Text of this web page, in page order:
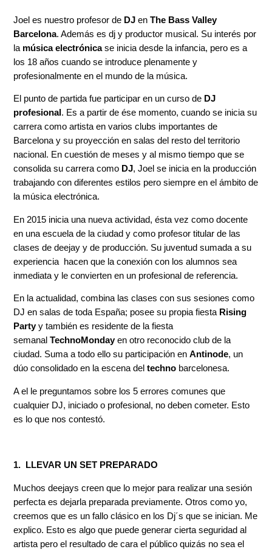
Joel es nuestro profesor de DJ enThe Bass Valley
Barcelona. Además es dj y productor musical. Su interés por
la música electrónicase inicia desde la infancia, pero es a
los 18 años cuando se introduce plenamente y
profesionalmente en el mundo de la música.
El punto de partida fue participar en un curso de DJ
profesional . Es a partir de ése momento, cuando se inicia su
carrera como artista en varios clubs importantes de
Barcelona y su proyección en salas del resto del territorio
nacional. En cuestión de meses y al mismo tiempo que se
consolida su carrera como DJ, Joel se inicia en la producción
trabajando con diferentes estilos pero siempre en el ámbito de
la música electrónica.
En 2015 inicia una nueva actividad, ésta vez como docente
en una escuela de la ciudad y como profesor titular de las
clases de deejay y de producción. Su juventud sumada a su
experiencia hacen que la conexión con los alumnos sea
inmediata y le convierten en un profesional de referencia.
En la actualidad, combina las clases con sus sesiones como
DJ en salas de toda España; posee su propia fiesta Rising
Partyy también es residente de la fiesta
semanalTechnoMondayen otro reconocido club de la
ciudad. Suma a todo ello su participación enAntinode, un
dúo consolidado en la escena deltechno barcelonesa.
A el le preguntamos sobre los 5 errores comunes que
cualquier DJ, iniciado o profesional, no deben cometer. Esto
es lo que nos contestó.
1. LLEVAR UN SET PREPARADO
Muchos deejays creen que lo mejor para realizar una sesión
perfecta es dejarla preparada previamente. Otros como yo,
creemos que es un fallo clásico en los Dj´s que se inician. Me
explico. Esto es algo que puede generar cierta seguridad al
artista pero el resultado de cara el público quizás no sea el